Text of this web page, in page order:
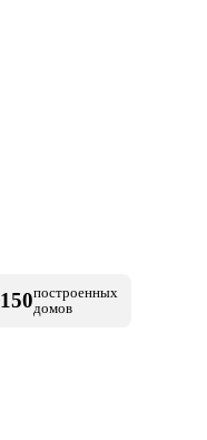
150построенных
домов